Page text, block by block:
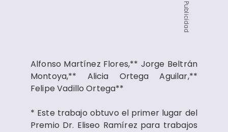
Publicidad
Alfonso Martínez Flores,** Jorge Beltrán
Montoya,** Alicia Ortega Aguilar,**
Felipe Vadillo Ortega**
* Este trabajo obtuvo el primer lugar del
Premio Dr. Eliseo Ramírez para trabajos